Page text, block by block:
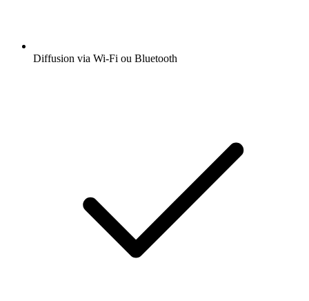
Diffusion via Wi-Fi ou Bluetooth